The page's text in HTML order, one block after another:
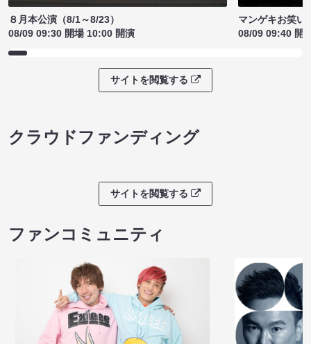
８月本公演（8/1～8/23）
08/09 09:30 開場 10:00 開演
マンゲキお笑い
08/09 09:40 開
サイトを閲覧する
クラウドファンディング
サイトを閲覧する
ファンコミュニティ